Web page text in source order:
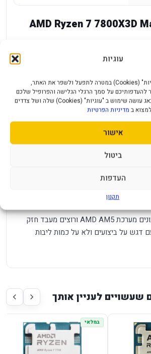
עוגיות
האתר עושה שימוש ב "עוגיות" (Cookies) במטרה לתפעל ולשפר את האתר,
להעדפותיכם על סמך הרגלי הגלישה והפרופיל שלכם
ולמטרות אנלטיות. חברת באג עושה שימוש ב "עוגיות" (Cookies) שלה ושל צדדים
ב מדיניות הפרטיות
אישור
ביטול
העדפות
תקנון
מתאים לגיימרים שבונים מערכת AMD AM5 ורוצים מעבד חזק
דגש על ביצועים ולא על כמות ליבות
שעשויים לעניין אותך
במלאי